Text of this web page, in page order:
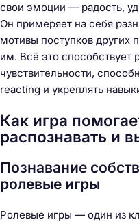
свои эмоции — радость,
Он примеряет на себя
мотивы поступков других
им. Всё это способствует
чувствительности,
reacting и укреплять
Как игра
распознавать и
Познавание
ролевые игры
Ролевые игры — один из